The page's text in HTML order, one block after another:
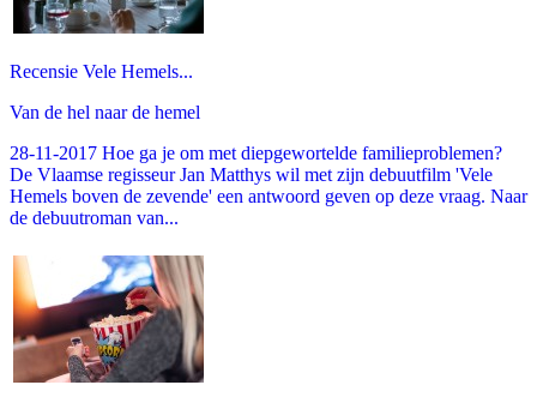
Recensie Vele Hemels...
Van de hel naar de hemel
28-11-2017 Hoe ga je om met diepgewortelde familieproblemen?
De Vlaamse regisseur Jan Matthys wil met zijn debuutfilm 'Vele
Hemels boven de zevende' een antwoord geven op deze vraag. Naar
de debuutroman van...